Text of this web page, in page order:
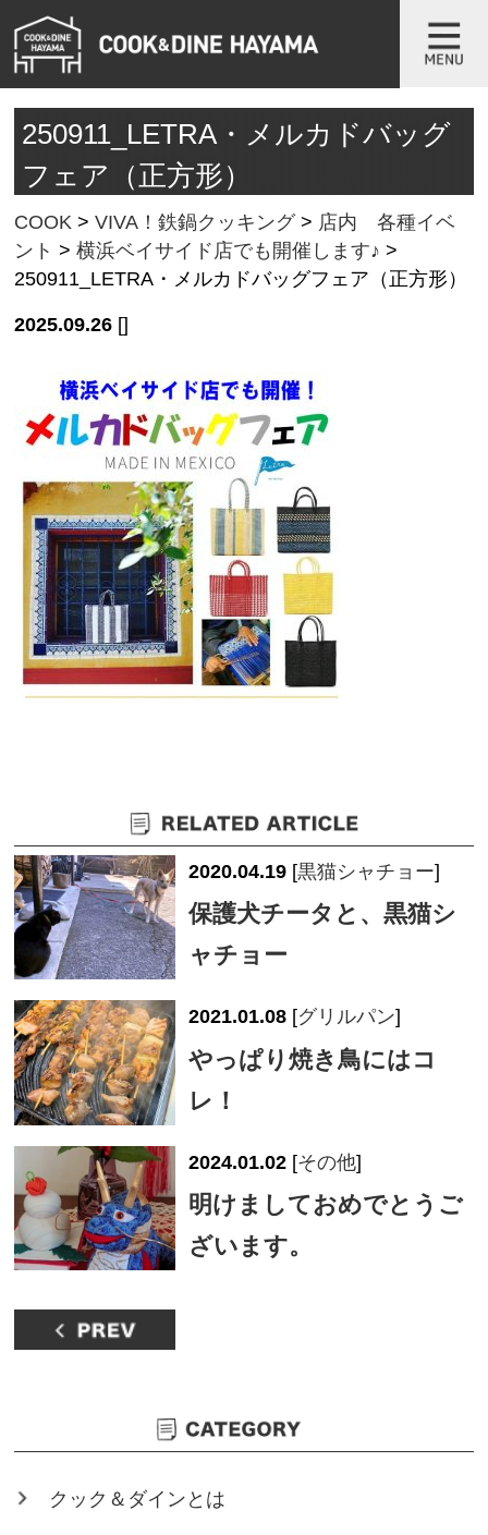
250911_LETRA・メルカドバッグ
フェア（正方形）
COOK >VIVA！鉄鍋クッキング> 店内 各種イベ
ント >横浜ベイサイド店でも開催します♪ >
250911_LETRA・メルカドバッグフェア（正方形）
2025.09.26 []
2020.04.19 [黒猫シャチョー]
保護犬チータと、黒猫シ
ャチョー
2021.01.08 [グリルパン]
やっぱり焼き鳥にはコ
レ！
2024.01.02 [その他]
明けましておめでとうご
ざいます。
クック＆ダインとは